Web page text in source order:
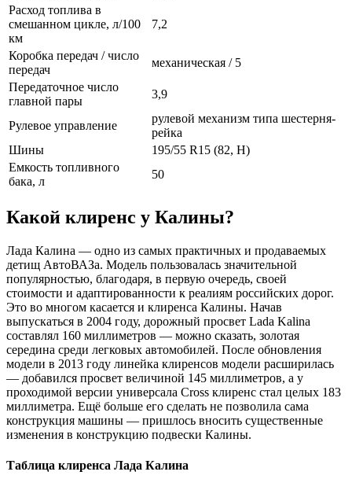
Расход топлива в
смешанном цикле, л/100
км
7,2
Коробка передач / число
передач
механическая / 5
Передаточное число
главной пары
3,9
Рулевое управление
рулевой механизм типа шестерня-
рейка
Шины
195/55 R15 (82, Н)
Емкость топливного
бака, л
50
Какой клиренс у Калины?
Лада Калина — одно из самых практичных и продаваемых
детищ АвтоВАЗа. Модель пользовалась значительной
популярностью, благодаря, в первую очередь, своей
стоимости и адаптированности к реалиям российских дорог.
Это во многом касается и клиренса Калины. Начав
выпускаться в 2004 году, дорожный просвет Lada Kalina
составлял 160 миллиметров — можно сказать, золотая
середина среди легковых автомобилей. После обновления
модели в 2013 году линейка клиренсов модели расширилась
— добавился просвет величиной 145 миллиметров, а у
проходимой версии универсала Cross клиренс стал целых 183
миллиметра. Ещё больше его сделать не позволила сама
конструкция машины — пришлось вносить существенные
изменения в конструкцию подвески Калины.
Таблица клиренса Лада Калина